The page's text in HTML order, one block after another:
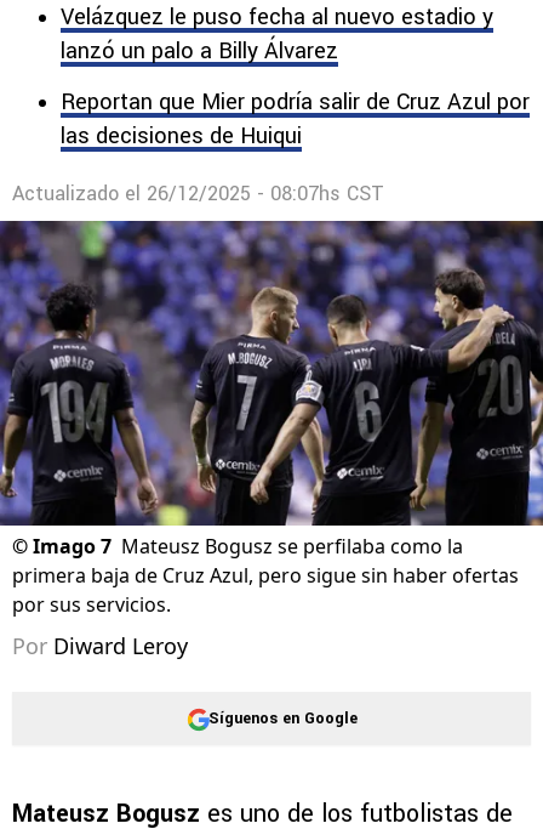
Velázquez le puso fecha al nuevo estadio y
lanzó un palo a Billy Álvarez
Reportan que Mier podría salir de Cruz Azul por
las decisiones de Huiqui
Actualizado el 26/12/2025 - 08:07hs CST
©Imago 7 Mateusz Bogusz se perfilaba como la
primera baja de Cruz Azul, pero sigue sin haber ofertas
por sus servicios.
Por Diward Leroy
Síguenos en Google
Mateusz Bogusz es uno de los futbolistas de